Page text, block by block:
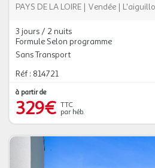
PAYS DE LA LOIRE | Vendée |
3 jours / 2 nuits
Formule Selon programme
Sans Transport
Réf : 814721
à partir de
329€ TTC
par héb.